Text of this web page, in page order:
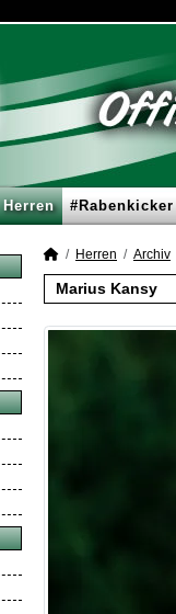
Herren #Rabenkicker
Herren Archiv
Marius Kansy